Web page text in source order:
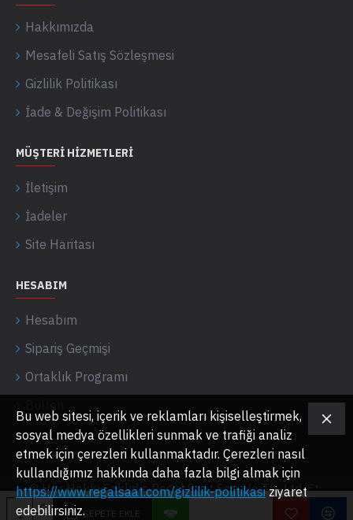
SEPETE EKLE
Hakkımızda
Mesafeli Satış Sözleşmesi
Gizlilik Politikası
İade & Değişim Politikası
MÜŞTERI HIZMETLERI
İletişim
İadeler
Site Haritası
HESABIM
Hesabım
Sipariş Geçmişi
Ortaklık Programı
© Her Hakkı Saklıdır. Regal Saat San. Ve Tic. Ltd. Şti.
Bu web sitesi, içerik ve reklamları kişiselleştirmek,
sosyal medya özellikleri sunmak ve trafiği analiz
etmek için çerezleri kullanmaktadır. Çerezleri nasıl
kullandığımız hakkında daha fazla bilgi almak için
https://www.regalsaat.com/gizlilik-politikasiziyaret
edebilirsiniz.